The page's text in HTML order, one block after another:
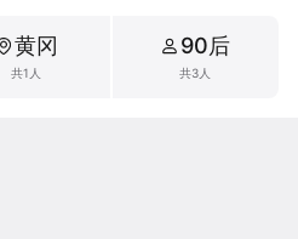
黄冈
共1人
90后
共3人